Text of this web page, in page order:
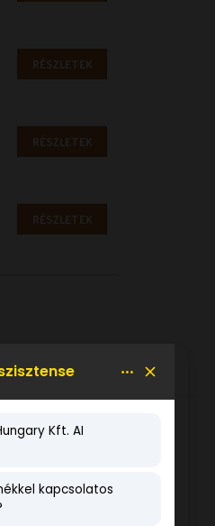
RÉSZLETEK
RÉSZLETEK
RÉSZLETEK
fagylaltpor 2